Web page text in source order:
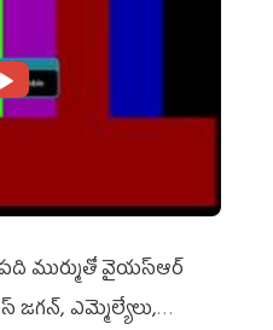
ముర్ముతో వైయ‌స్ఆర్
జ‌గ‌న్, ఎమ్మెల్యేలు,